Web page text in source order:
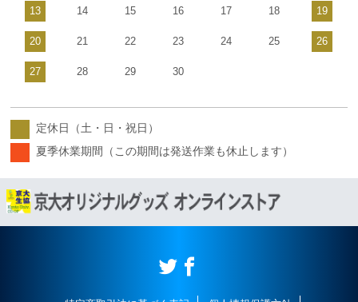
13 14 15 16 17 18 19
20 21 22 23 24 25 26
27 28 29 30
定休日（土・日・祝日）
夏季休業期間（この期間は発送作業も休止します）